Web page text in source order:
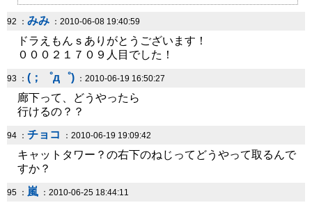
92 ： みみ ：2010-06-08 19:40:59
ドラえもんｓありがとうございます！
０００２１７０９人目でした！
93 ： (；゜д゜) ：2010-06-19 16:50:27
廊下って、どうやったら
行けるの？？
94 ： チョコ ：2010-06-19 19:09:42
キャットタワー？の右下のねじってどうやって取るんで
すか？
95 ： 嵐 ：2010-06-25 18:44:11